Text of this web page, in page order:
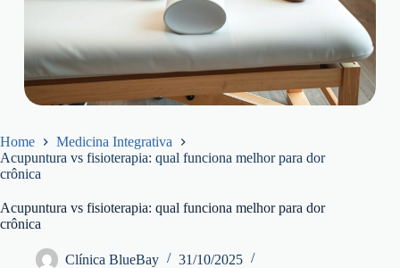
Home
Medicina Integrativa
Acupuntura vs fisioterapia: qual funciona melhor para dor
crônica
Acupuntura vs fisioterapia: qual funciona melhor para dor
crônica
Clínica BlueBay
31/10/2025